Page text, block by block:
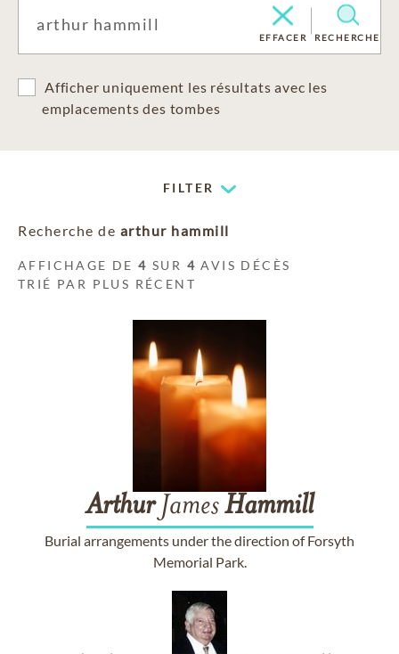
EFFACER RECHERCHE
Afficher uniquement les résultats avec les
emplacements des tombes
FILTER
Recherche de arthur hammill
AFFICHAGE DE4 SUR 4 AVIS DÉCÈS
TRIÉ PAR PLUS RÉCENT
ArthurJamesHammill
Burial arrangements under the direction of Forsyth
Memorial Park.